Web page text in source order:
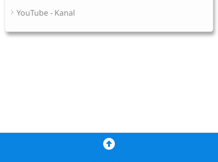
YouTube - Kanal